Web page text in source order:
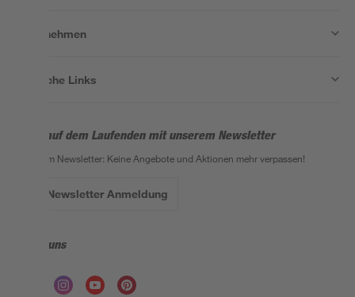
Unternehmen
Nützliche Links
Bleib auf dem Laufenden mit unserem Newsletter
Der toom Newsletter: Keine Angebote und Aktionen mehr verpassen!
Zur Newsletter Anmeldung
Folge uns